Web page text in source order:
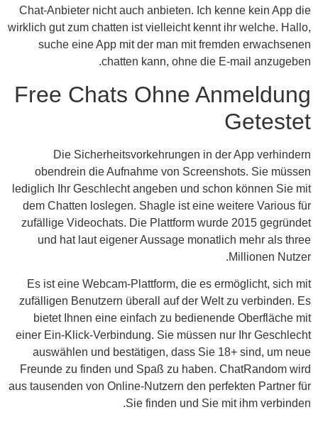
Chat-Anbieter nicht auch anbieten. Ich kenne kein App die
wirklich gut zum chatten ist vielleicht kennt ihr welche. Hallo,
suche eine App mit der man mit fremden erwachsenen
chatten kann, ohne die E-mail anzugeben.
Free Chats Ohne Anmeldung
Getestet
Die Sicherheitsvorkehrungen in der App verhindern
obendrein die Aufnahme von Screenshots. Sie müssen
lediglich Ihr Geschlecht angeben und schon können Sie mit
dem Chatten loslegen. Shagle ist eine weitere Various für
zufällige Videochats. Die Plattform wurde 2015 gegründet
und hat laut eigener Aussage monatlich mehr als three
Millionen Nutzer.
Es ist eine Webcam-Plattform, die es ermöglicht, sich mit
zufälligen Benutzern überall auf der Welt zu verbinden. Es
bietet Ihnen eine einfach zu bedienende Oberfläche mit
einer Ein-Klick-Verbindung. Sie müssen nur Ihr Geschlecht
auswählen und bestätigen, dass Sie 18+ sind, um neue
Freunde zu finden und Spaß zu haben. ChatRandom wird
aus tausenden von Online-Nutzern den perfekten Partner für
Sie finden und Sie mit ihm verbinden.